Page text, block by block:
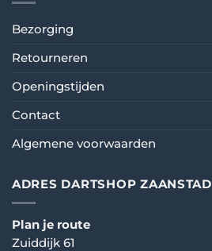
Bezorging
Retourneren
Openingstijden
Contact
Algemene voorwaarden
ADRES DARTSHOP ZAANSTAD
Plan je route
Zuiddijk 61